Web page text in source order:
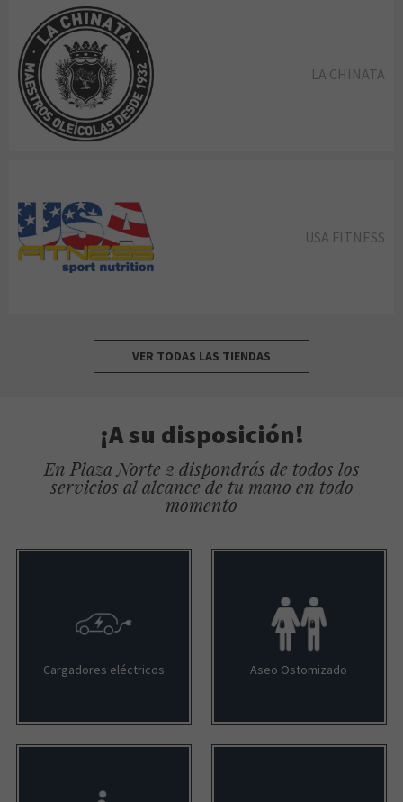
LA CHINATA
USA FITNESS
VER TODAS LAS TIENDAS
¡A su disposición!
En Plaza Norte 2 dispondrás de todos los
servicios al alcance de tu mano en todo
momento
Cargadores eléctricos Aseo Ostomizado